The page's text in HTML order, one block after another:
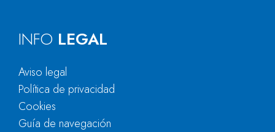
INFO LEGAL
Aviso legal
Política de privacidad
Cookies
Guía de navegación